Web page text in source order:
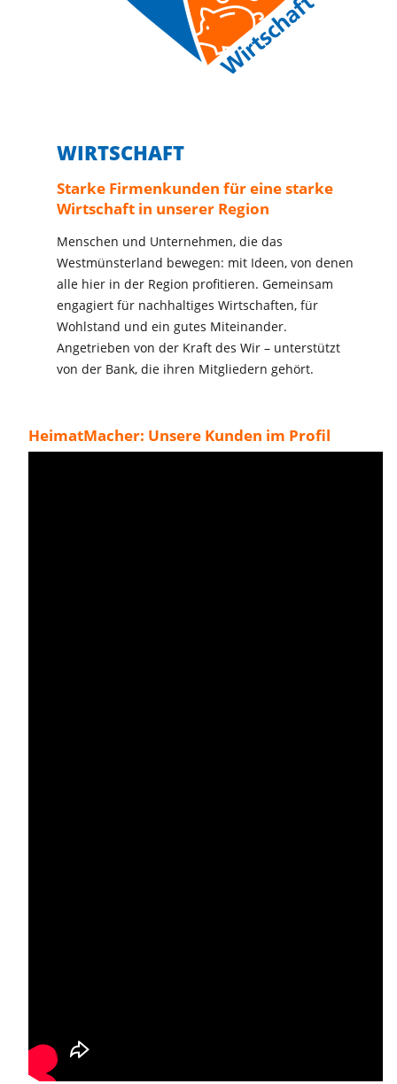
WIRTSCHAFT
Starke Firmenkunden für eine starke
Wirtschaft in unserer Region
Menschen und Unternehmen, die das
Westmünsterland bewegen: mit Ideen, von denen
alle hier in der Region profitieren. Gemeinsam
engagiert für nachhaltiges Wirtschaften, für
Wohlstand und ein gutes Miteinander.
Angetrieben von der Kraft des Wir – unterstützt
von der Bank, die ihren Mitgliedern gehört.
HeimatMacher: Unsere Kunden im Profil